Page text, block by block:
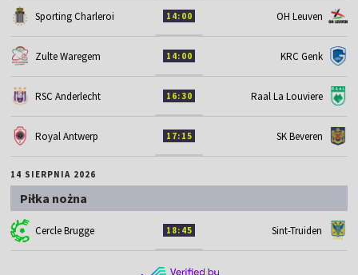
Sporting Charleroi 14:00 OH Leuven
Zulte Waregem 14:00 KRC Genk
RSC Anderlecht 16:30 Raal La Louviere
Royal Antwerp 17:15 SK Beveren
14 SIERPNIA 2026
Piłka nożna
Cercle Brugge 18:45 Sint-Truiden